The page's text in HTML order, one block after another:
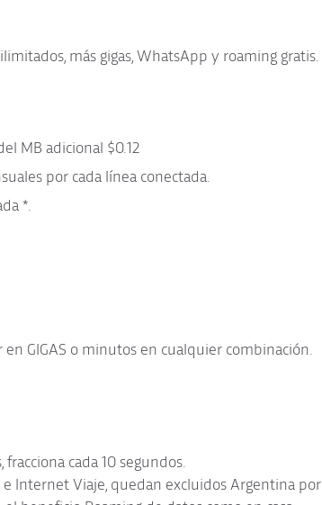
más gigas, WhatsApp y roaming gratis.
MB adicional $0.12
por cada línea conectada.
*.
GIGAS o minutos en cualquier combinación.
cada 10 segundos.
Internet Viaje, quedan excluidos Argentina por